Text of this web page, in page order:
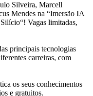
Silveira, Marcell
Mendes na “Imersão IA
Vagas limitadas,
principais tecnologias
carreiras, com
os seus conhecimentos
e gratuitos.